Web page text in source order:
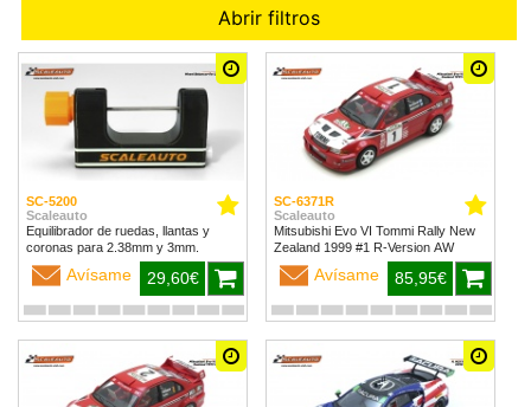
Abrir filtros
SC-5200
Scaleauto
Equilibrador de ruedas, llantas y
coronas para 2.38mm y 3mm.
Avísame 29,60€
SC-6371R
Scaleauto
Mitsubishi Evo VI Tommi Rally New
Zealand 1999 #1 R-Version AW
Avísame 85,95€